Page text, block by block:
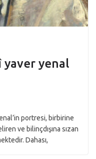
yaver yenal
portresi, birbirine
ve bilinçdışına sızan
Dahası,